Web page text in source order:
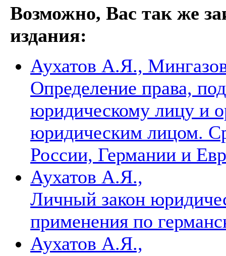
Возможно, Вас так же
издания:
Аухатов А.Я.,
Определение права,
юридическому лицу и
юридическим лицом.
России, Германии и
Аухатов А.Я.,
Личный закон
применения по
Аухатов А.Я.,